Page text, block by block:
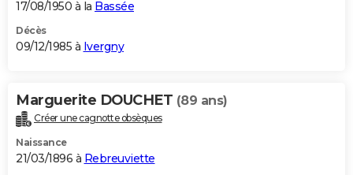
17/08/1950 à la Bassée
Décès
09/12/1985 à Ivergny
Marguerite DOUCHET (89 ans)
Créer une cagnotte obsèques
Naissance
21/03/1896 à Rebreuviette